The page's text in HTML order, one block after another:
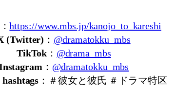
：https://www.mbs.jp/kanojo_to_kareshi
(Twitter) ： @dramatokku_mbs
TikTok： @drama_mbs
： @dramatokku_mbs
：＃彼女と彼氏 ＃ドラマ特区